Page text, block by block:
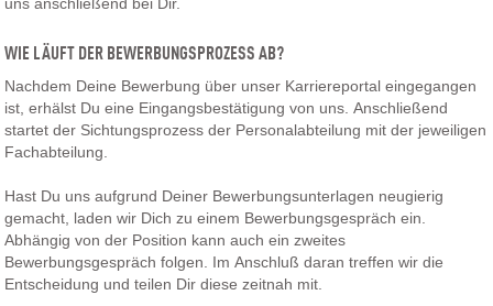
WIE LÄUFT DER BEWERBUNGSPROZESS AB?
Nachdem Deine Bewerbung über unser Karriereportal eingegangen
ist, erhälst Du eine Eingangsbestätigung von uns. Anschließend
startet der Sichtungsprozess der Personalabteilung mit der jeweiligen
Fachabteilung.
Hast Du uns aufgrund Deiner Bewerbungsunterlagen neugierig
gemacht, laden wir Dich zu einem Bewerbungsgespräch ein.
Abhängig von der Position kann auch ein zweites
Bewerbungsgespräch folgen. Im Anschluß daran treffen wir die
Entscheidung und teilen Dir diese zeitnah mit.